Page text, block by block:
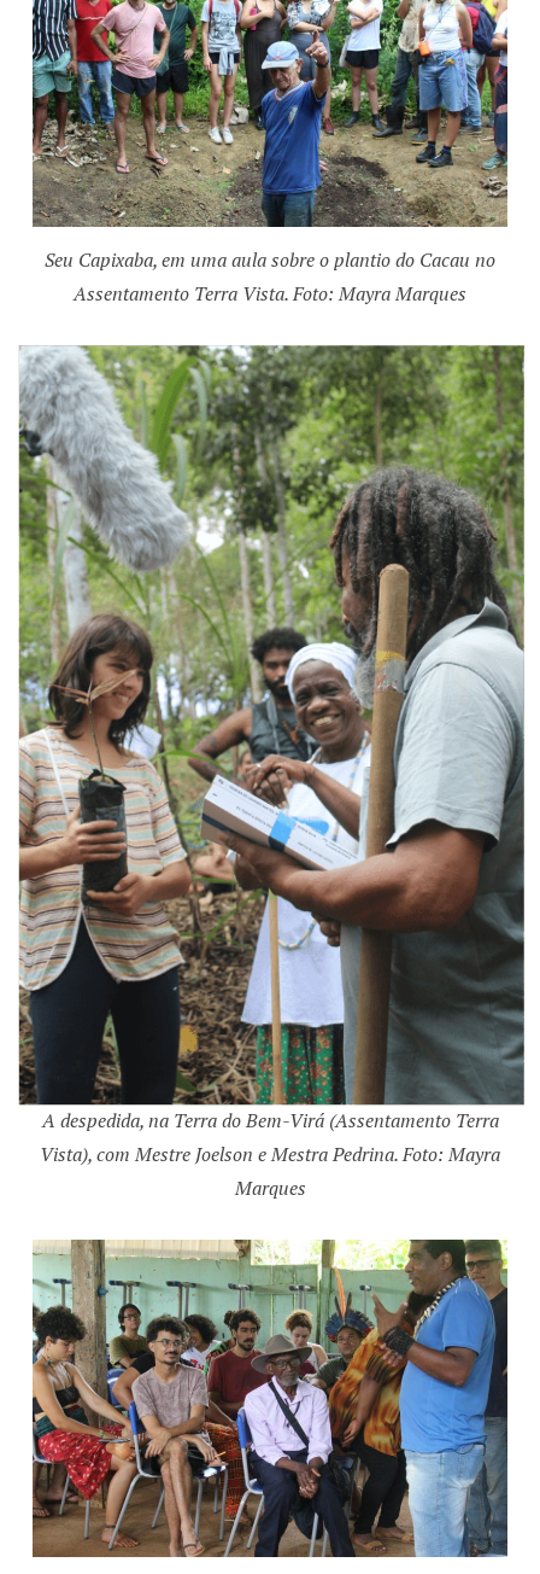
Seu Capixaba, em uma aula sobre o plantio do Cacau no
Assentamento Terra Vista. Foto: Mayra Marques
A despedida, na Terra do Bem-Virá (Assentamento Terra
Vista), com Mestre Joelson e Mestra Pedrina. Foto: Mayra
Marques